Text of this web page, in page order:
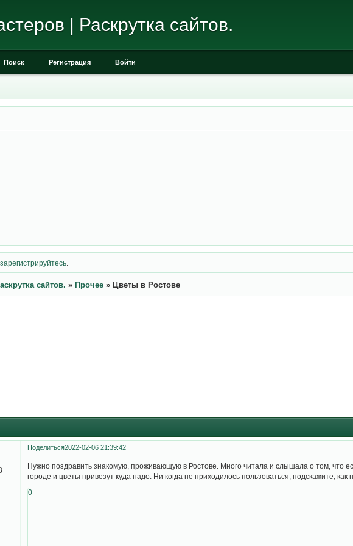
| Раскрутка сайтов.
Поиск Регистрация Войти
зарегистрируйтесь
сайтов. » Прочее » Цветы в Ростове
Поделиться2022-02-06 21:39:42
Нужно поздравить знакомую, проживающую в Ростове. Много читала и слышала о том, что
городе и цветы привезут куда надо. Ни когда не приходилось пользоваться, подскажите,
0